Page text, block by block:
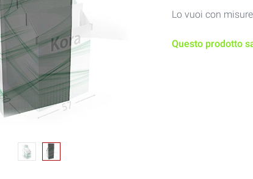
Lo vuoi con
Questo prodotto